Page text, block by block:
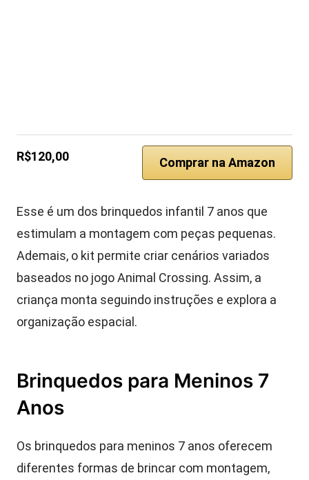
R$120,00 Comprar na Amazon
Esse é um dos brinquedos infantil 7 anos que
estimulam a montagem com peças pequenas.
Ademais, o kit permite criar cenários variados
baseados no jogo Animal Crossing. Assim, a
criança monta seguindo instruções e explora a
organização espacial.
Brinquedos para Meninos 7
Anos
Os brinquedos para meninos 7 anos oferecem
diferentes formas de brincar com montagem,